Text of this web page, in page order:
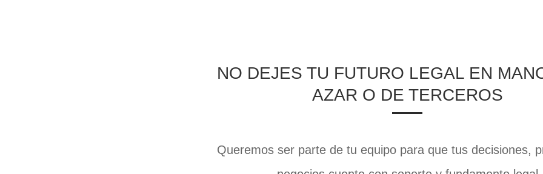
NO DEJES TU FUTURO LEGAL EN
AZAR O DE TERCEROS
Queremos ser parte de tu equipo para que tus decisiones,